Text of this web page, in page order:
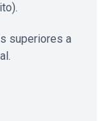
superiores a